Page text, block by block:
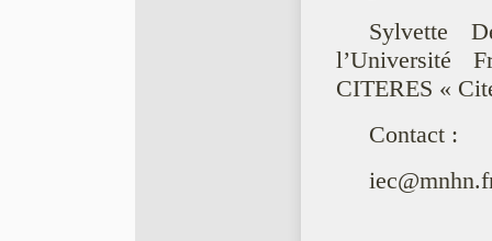
Sylvette
l’Université
CITERES «
Contact :